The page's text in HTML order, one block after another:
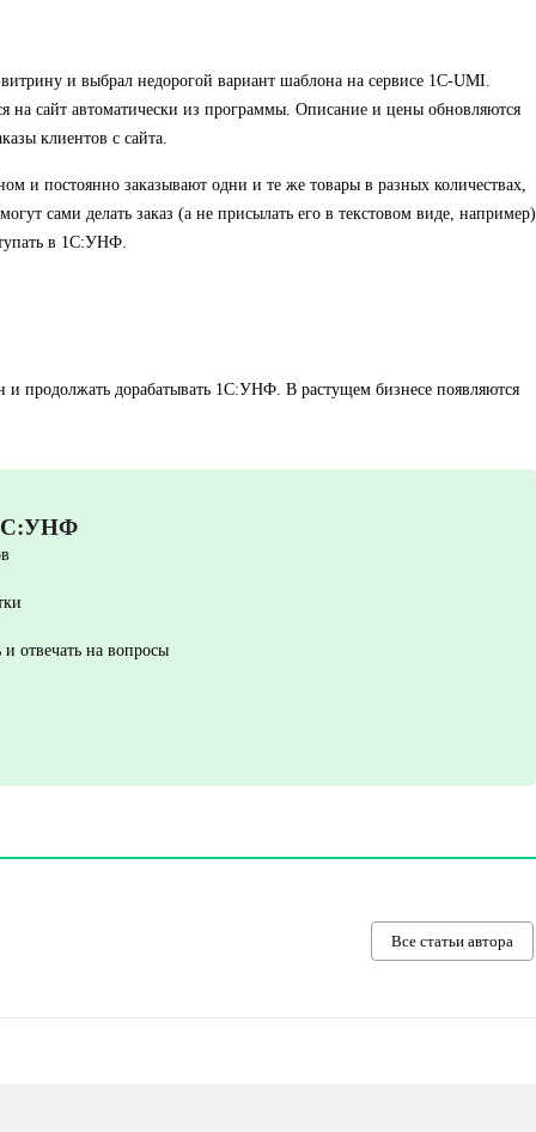
и выбрал недорогой вариант шаблона на сервисе 1С-UMI.
сайт автоматически из программы. Описание и цены обновляются
клиентов с сайта.
и постоянно заказывают одни и те же товары в разных количествах,
сами делать заказ (а не присылать его в текстовом виде, например)
в 1С:УНФ.
и продолжать дорабатывать 1С:УНФ. В растущем бизнесе появляются
и отвечать на вопросы
Все статьи автора